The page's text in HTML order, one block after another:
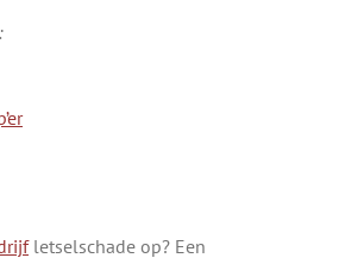
letselschade op? Een